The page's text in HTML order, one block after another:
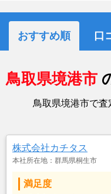
おすすめ順 口
鳥取県境港市
鳥取県境港市で
株式会社カチタス
本社所在地：群馬県桐生市
満足度